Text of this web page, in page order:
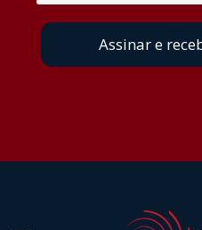
Assinar e